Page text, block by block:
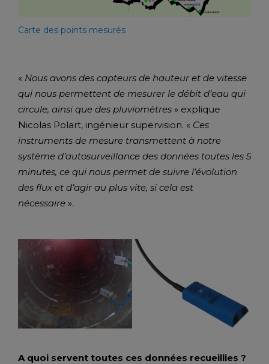
Carte des points mesurés
« Nous avons des capteurs de hauteur et de vitesse
qui nous permettent de mesurer le débit d’eau qui
circule, ainsi que des pluviomètres » explique
Nicolas Polart, ingénieur supervision. « Ces
instruments de mesure transmettent à notre
système d’autosurveillance des données toutes les 5
minutes, ce qui nous permet de suivre l’évolution
des flux et d’agir au plus vite, si cela est
nécessaire ».
A quoi servent toutes ces données recueillies ?